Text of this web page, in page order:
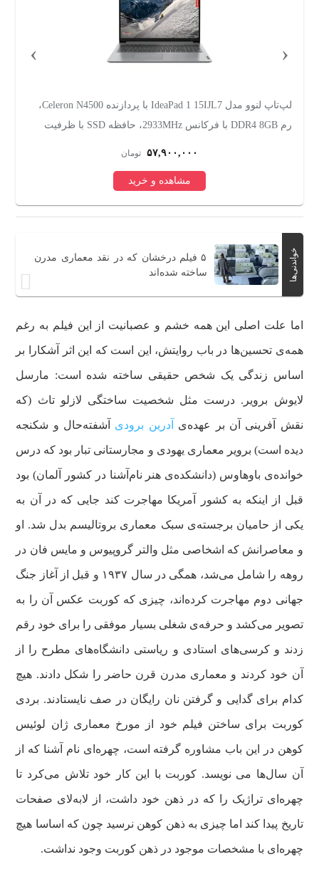
لپ‌تاپ لنوو مدل IdeaPad Slim 3 15IRU8 با پردازنده Core i3-
۸۰,۹۰۰,۰۰۰ تومان
مشاهده و خرید
‹
›
خواندنی‌ها
۵ فیلم درخشان که در نقد معماری مدرن
ساخته‌ شده‌اند
اما علت اصلی این همه خشم و عصبانیت از این فیلم به رغم
همه‌ی تحسین‌ها در باب روایتش، این است که این اثر آشکارا بر
اساس زندگی یک شخص حقیقی ساخته شده است: مارسل
لایوش برویر. درست مثل شخصیت ساختگی لازلو تاث (که
نقش آفرینی آن بر عهده‌ی آدرین برودی آشفته‌حال و شکنجه
دیده است) برویر معماری یهودی و مجارستانی تبار بود که درس
خوانده‌ی باوهاوس (دانشکده‌ی هنر نام‌آشنا در کشور آلمان) بود
قبل از اینکه به کشور آمریکا مهاجرت کند جایی که در آن به
یکی از حامیان برجسته‌ی سبک معماری بروتالیسم بدل شد. او
و معاصرانش که اشخاصی مثل والتر گروپیوس و مایس فان در
روهه را شامل می‌شد، همگی در سال ۱۹۳۷ و قبل از آغاز جنگ
جهانی دوم مهاجرت کرده‌اند، چیزی که کوربت عکس آن را به
تصویر می‌کشد و حرفه‌ی شغلی بسیار موفقی را برای خود رقم
زدند و کرسی‌های استادی و ریاستی دانشگاه‌های مطرح را از
آن خود کردند و معماری مدرن قرن حاضر را شکل دادند. هیچ
کدام برای گدایی و گرفتن نان رایگان در صف نایستادند. بردی
کوربت برای ساختن فیلم خود از مورخ معماری ژان لوئیس
کوهن در این باب مشاوره گرفته است، چهره‌ای نام آشنا که از
آن سال‌ها می نویسد. کوربت با این کار خود تلاش می‌کرد تا
چهره‌ای تراژیک را که در ذهن خود داشت، از لابه‌لای صفحات
تاریخ پیدا کند اما چیزی به ذهن کوهن نرسید چون که اساسا هیچ
چهره‌ای با مشخصات موجود در ذهن کوربت وجود نداشت.